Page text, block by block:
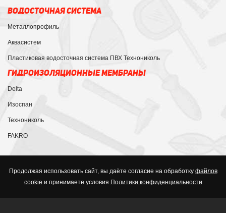
ВОДОСТОЧНАЯ СИСТЕМА
Металлопрофиль
Аквасистем
Пластиковая водосточная система ПВХ Технониколь
ГИДРОИЗОЛЯЦИОННЫЕ МЕМБРАНЫ
Delta
Изоспан
Технониколь
FAKRO
Продолжая использовать сайт, вы даёте согласие на обработку файлов
cookie и принимаете условия Политики конфиденциальности